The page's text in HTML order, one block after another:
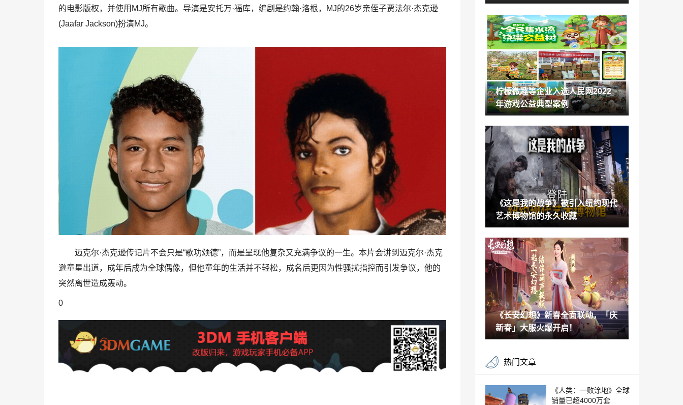
的电影版权，并使用MJ所有歌曲。导演是安托万·福库，编剧是约翰·洛根，MJ的26岁亲侄子贾法尔·杰克逊
(Jaafar Jackson)扮演MJ。
迈克尔·杰克逊传记片不会只是“歌功颂德”，而是呈现他复杂又充满争议的一生。本片会讲到迈克尔·杰克
逊童星出道，成年后成为全球偶像，但他童年的生活并不轻松，成名后更因为性骚扰指控而引发争议，他的
突然离世造成轰动。
0
《神乱神乐》等名作在列
2023-03-07
国产种田沙盒游戏《无径之林》正式预告
片公开
2023-03-07
《我的世界》基岩版世界编辑模式泄露 正
在开发中
2023-03-07
亡灵巫师模拟器《亡灵巫师2》上架Steam
2023年发售
2023-03-07
《都市：天际线2》等多款作品亮相Parad
ox 新品发布会！
2023-03-07
大宇资讯经典模拟经营游戏《仙剑客栈》S
team页面上线 3月30日发售
2023-03-07
《宝可梦：朱/紫》1.2更新后部分玩家存
档被删除
《博德之门3》数字豪华版内容 抢先体验
版能免费升级
2023-03-07
P社公布全新回合制策略游戏《燃灯者联
盟》
2023-03-07
2023年2月PS5在英国的销量暴涨316%
2023-03-07
深入地狱
《龙珠斗士Z》官方宣布仍将调整平衡性
新更新稍后实施
柠檬微趣等企业入选人民网2022
年游戏公益典型案例
《这是我的战争》被引入纽约现代
艺术博物馆的永久收藏
《长安幻想》新春全面联动，「庆
新春」大服火爆开启！
热门文章
《人类：一败涂地》全球
销量已超4000万套